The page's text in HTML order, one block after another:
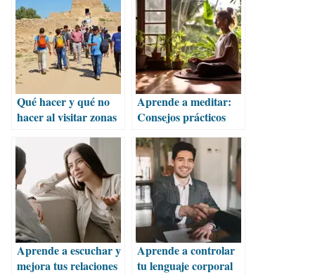
Qué hacer y qué no
hacer al visitar zonas
Aprende a meditar:
Consejos prácticos
Aprende a escuchar y
mejora tus relaciones
Aprende a controlar
tu lenguaje corporal